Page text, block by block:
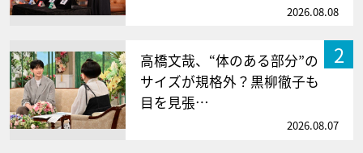
2026.08.08
2
高橋文哉、“体のある部分”の
サイズが規格外？黒柳徹子も
目を見張…
2026.08.07